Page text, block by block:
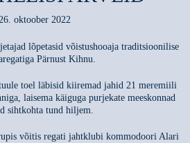
oktoober 2022
lõpetasid võistushooaja traditsioonilise
Pärnust Kihnu.
toel läbisid kiiremad jahid 21 meremiili
laisema käiguga purjekate meeskonnad
sihtkohta tund hiljem.
võitis regati jahtklubi kommodoori Alari